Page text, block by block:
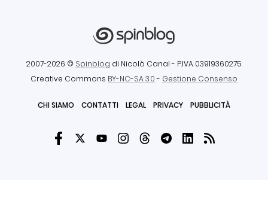
2007-2026 © Spinblog di Nicolò Canal - P.IVA 03919360275
Creative Commons BY-NC-SA 3.0- Gestione Consenso
CHI SIAMO CONTATTI LEGAL PRIVACY PUBBLICITÀ